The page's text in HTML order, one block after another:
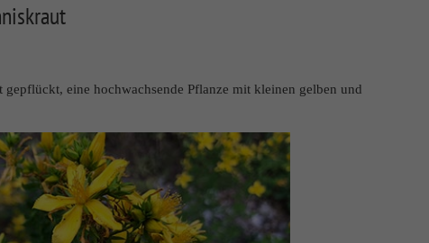
eine hochwachsende Pflanze mit kleinen gelben und